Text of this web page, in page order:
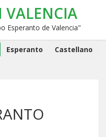
VALENCIA
Esperanto de Valencia"
Esperanto Castellano